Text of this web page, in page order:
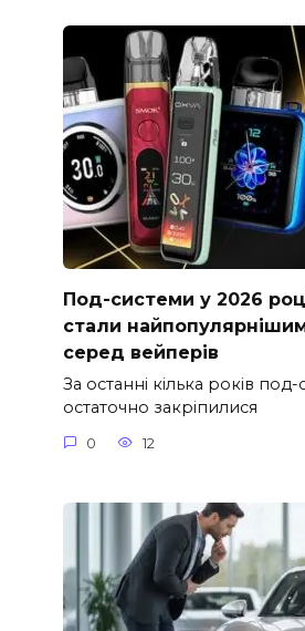
Под-системи у 2026
стали
серед вейперів
За останні кілька років
остаточно закріпилися
0 12